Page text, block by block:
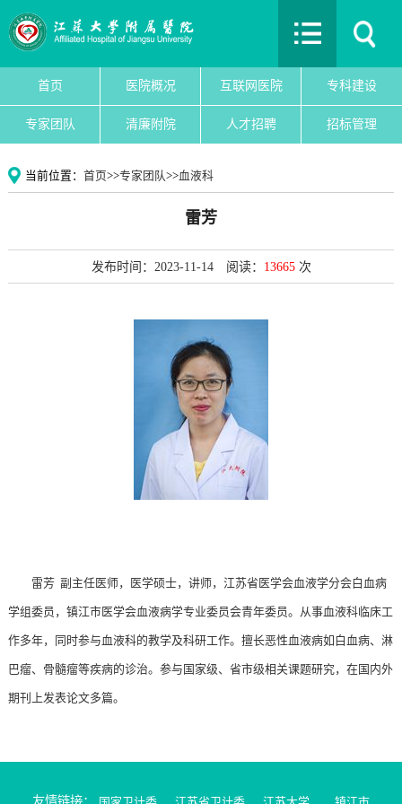
首页 医院概况 互联网医院 专科建设
专家团队 清廉附院 人才招聘 招标管理
当前位置： 首页>>专家团队>>血液科
雷芳
发布时间：2023-11-14 阅读： 13665次
雷芳 副主任医师，医学硕士，讲师，江苏省医学会血液学分会白血病
学组委员，镇江市医学会血液病学专业委员会青年委员。从事血液科临床工
作多年，同时参与血液科的教学及科研工作。擅长恶性血液病如白血病、淋
巴瘤、骨髓瘤等疾病的诊治。参与国家级、省市级相关课题研究，在国内外
期刊上发表论文多篇。
友情链接：
首页
互联网医院
专科建设
党建文化
清廉附院
人才招聘